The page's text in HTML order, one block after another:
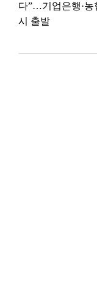
다”…기업은행·농
시 출발